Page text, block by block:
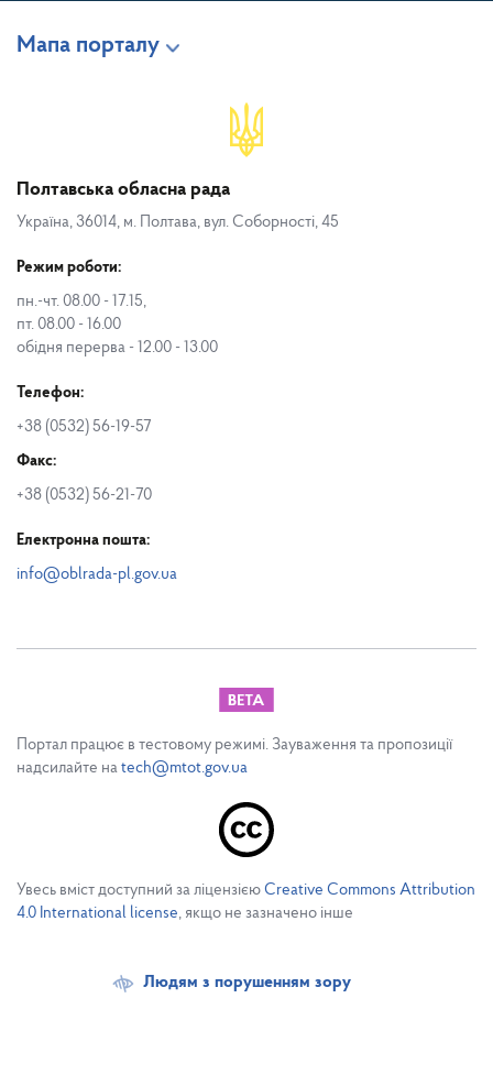
Мапа порталу
Полтавська обласна рада
Україна, 36014, м. Полтава, вул. Соборності, 45
Режим роботи:
пн.-чт. 08.00 - 17.15,
пт. 08.00 - 16.00
обідня перерва - 12.00 - 13.00
Телефон:
+38 (0532) 56-19-57
Факс:
+38 (0532) 56-21-70
Електронна пошта:
info@oblrada-pl.gov.ua
Портал працює в тестовому режимі. Зауваження та пропозиції
надсилайте на tech@mtot.gov.ua
Увесь вміст доступний за ліцензією Creative Commons Attribution
4.0 International license, якщо не зазначено інше
Людям з порушенням зору